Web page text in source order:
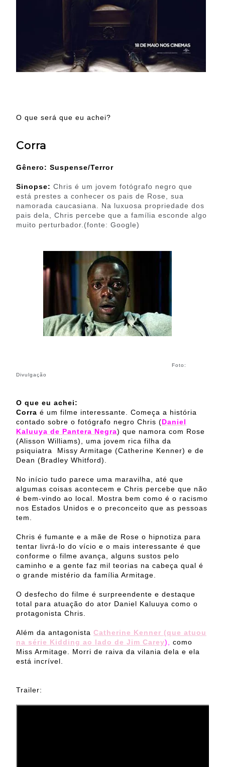
O que será que eu achei?
Corra
Gênero: Suspense/Terror
Sinopse: Chris é um jovem fotógrafo negro que
está prestes a conhecer os pais de Rose, sua
namorada caucasiana. Na luxuosa propriedade dos
pais dela, Chris percebe que a família esconde algo
muito perturbador.(fonte: Google)
Foto:
Divulgação
O que eu achei:
Corra é um filme interessante. Começa a história
contado sobre o fotógrafo negro Chris (Daniel
Kaluuya de Pantera Negra) que namora com Rose
(Alisson Williams), uma jovem rica filha da
psiquiatra Missy Armitage (Catherine Kenner) e de
Dean (Bradley Whitford).
No início tudo parece uma maravilha, até que
algumas coisas acontecem e Chris percebe que não
é bem-vindo ao local. Mostra bem como é o racismo
nos Estados Unidos e o preconceito que as pessoas
tem.
Chris é fumante e a mãe de Rose o hipnotiza para
tentar livrá-lo do vício e o mais interessante é que
conforme o filme avança, alguns sustos pelo
caminho e a gente faz mil teorias na cabeça qual é
o grande mistério da família Armitage.
O desfecho do filme é surpreendente e destaque
total para atuação do ator Daniel Kaluuya como o
protagonista Chris.
Além da antagonista Catherine Kenner (que atuou
na série Kidding ao lado de Jim Carey),
como
Miss Armitage. Morri de raiva da vilania dela e ela
está incrível.
Trailer: